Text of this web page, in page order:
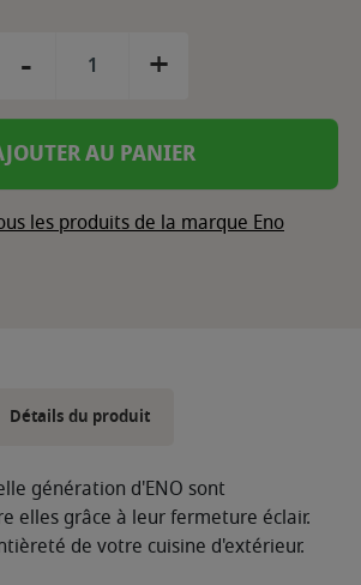
- +
AU PANIER
les produits de la marque Eno
Détails du produit
génération d'ENO sont
elles grâce à leur fermeture éclair.
de votre cuisine d'extérieur.